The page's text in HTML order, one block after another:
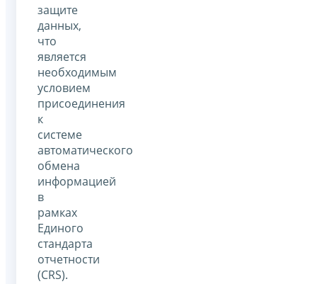
защите
данных,
что
является
необходимым
условием
присоединения
к
системе
автоматического
обмена
информацией
в
рамках
Единого
стандарта
отчетности
(CRS).